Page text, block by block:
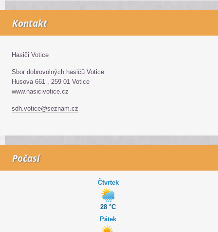
Kontakt
Hasiči Votice
Sbor dobrovolných hasičů Votice
Husova 661 , 259 01 Votice
www.hasicivotice.cz
sdh.votice@seznam.cz
Počasí
Čtvrtek
28 °C
Pátek